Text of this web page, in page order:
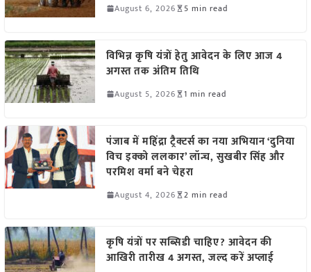
August 6, 2026 5 min read
विभिन्न कृषि यंत्रों हेतु आवेदन के लिए आज 4
अगस्त तक अंतिम तिथि
August 5, 2026 1 min read
पंजाब में महिंद्रा ट्रैक्टर्स का नया अभियान ‘दुनिया
विच इक्को ललकार’ लॉन्च, सुखबीर सिंह और
परमिश वर्मा बने चेहरा
August 4, 2026 2 min read
कृषि यंत्रों पर सब्सिडी चाहिए? आवेदन की
आखिरी तारीख 4 अगस्त, जल्द करें अप्लाई